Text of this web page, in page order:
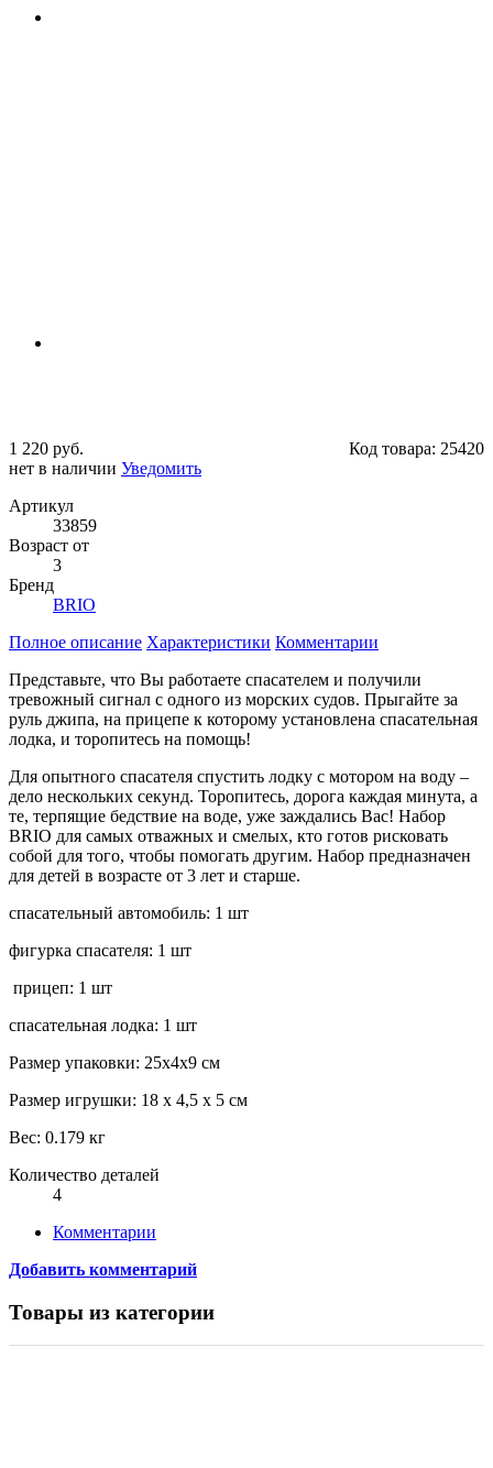
1 220 руб. Код товара: 25420
нет в наличии Уведомить
Артикул
33859
Возраст от
3
Бренд
BRIO
Полное описание Характеристики Комментарии
Представьте, что Вы работаете спасателем и получили
тревожный сигнал с одного из морских судов. Прыгайте за
руль джипа, на прицепе к которому установлена спасательная
лодка, и торопитесь на помощь!
Для опытного спасателя спустить лодку с мотором на воду –
дело нескольких секунд. Торопитесь, дорога каждая минута, а
те, терпящие бедствие на воде, уже заждались Вас! Набор
BRIO для самых отважных и смелых, кто готов рисковать
собой для того, чтобы помогать другим. Набор предназначен
для детей в возрасте от 3 лет и старше.
спасательный автомобиль: 1 шт
фигурка спасателя: 1 шт
прицеп: 1 шт
спасательная лодка: 1 шт
Размер упаковки: 25х4х9 см
Размер игрушки: 18 х 4,5 х 5​ см
Вес: 0.179 кг
Количество деталей
4
Комментарии
Добавить комментарий
Товары из категории